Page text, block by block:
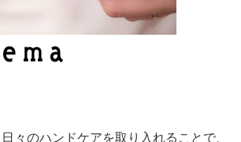
々のハンドケアを取り入れることで、